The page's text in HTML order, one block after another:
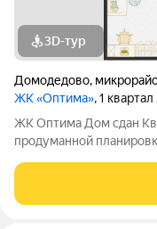
3D-тур
Домодедово,
ЖК «Оптима», 1
ЖК Оптима Дом сдан Квартира с функциональной и
продуманной
бурлящем жизнью
«Елочки». В